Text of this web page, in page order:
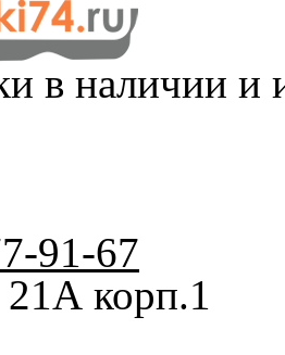
в наличии и
91-67
корп.1